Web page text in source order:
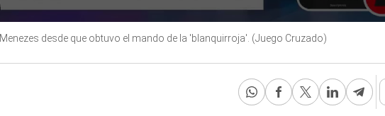
desde que obtuvo el mando de la 'blanquirroja'. (Juego Cruzado)